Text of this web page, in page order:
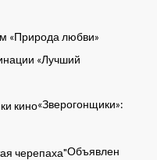
«Природа любви»
«Лучший
«Зверогонщики»:
Объявлен